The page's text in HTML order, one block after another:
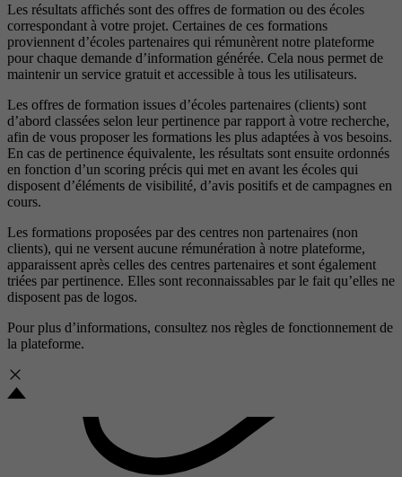
Les résultats affichés sont des offres de formation ou des écoles
correspondant à votre projet. Certaines de ces formations
proviennent d’écoles partenaires qui rémunèrent notre plateforme
pour chaque demande d’information générée. Cela nous permet de
maintenir un service gratuit et accessible à tous les utilisateurs.
Les offres de formation issues d’écoles partenaires (clients) sont
d’abord classées selon leur pertinence par rapport à votre recherche,
afin de vous proposer les formations les plus adaptées à vos besoins.
En cas de pertinence équivalente, les résultats sont ensuite ordonnés
en fonction d’un scoring précis qui met en avant les écoles qui
disposent d’éléments de visibilité, d’avis positifs et de campagnes en
cours.
Les formations proposées par des centres non partenaires (non
clients), qui ne versent aucune rémunération à notre plateforme,
apparaissent après celles des centres partenaires et sont également
triées par pertinence. Elles sont reconnaissables par le fait qu’elles ne
disposent pas de logos.
Pour plus d’informations, consultez nos règles de fonctionnement de
la plateforme.